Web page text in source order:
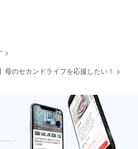
>
母のセカンドライフを応援したい！ >